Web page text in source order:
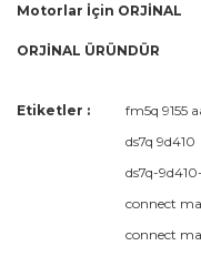
Motorlar İçin ORJİNAL
ORJİNAL ÜRÜNDÜR
Bu
Bu ürünün fiyat bilgisi,
kullanarak tarafımıza
Görüş ve önerileriniz
Ürün resmi kalitesiz,
Etiketler : fm5q 9155
ds7q 9d410
ds7q-
connect
connect